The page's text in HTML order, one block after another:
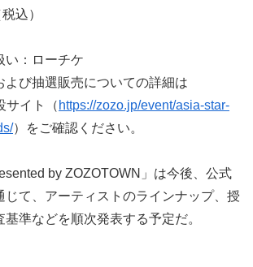
込）
い：ローチケ
び抽選販売についての詳細は
サイト（ https://zozo.jp/event/asia-star-
）をご確認ください。
by ZOZOTOWN」は今後、公式
じて、アーティストのラインナップ、授
準などを順次発表する予定だ。